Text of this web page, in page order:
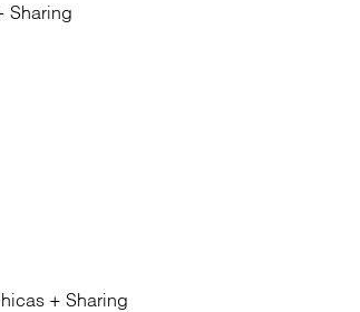
Sharing
+ Sharing